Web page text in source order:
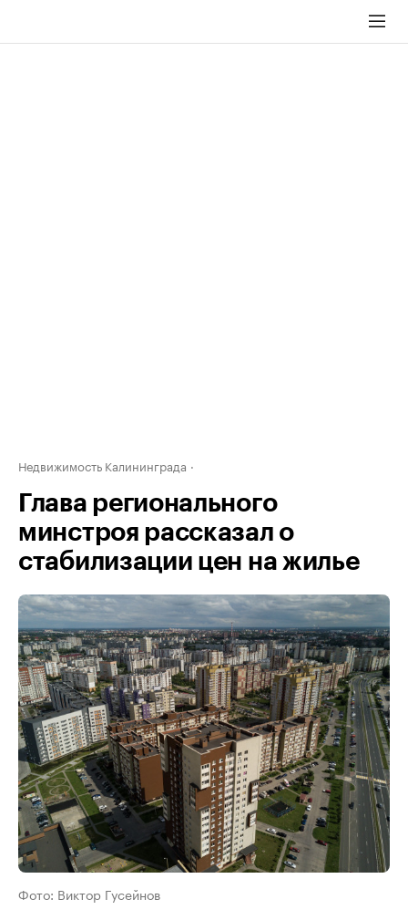
Недвижимость Калининграда
Глава регионального
минстроя рассказал о
стабилизации цен на жилье
Фото: Виктор Гусейнов